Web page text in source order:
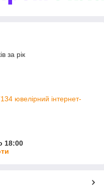
за рік
ювелірний інтернет-
18:00